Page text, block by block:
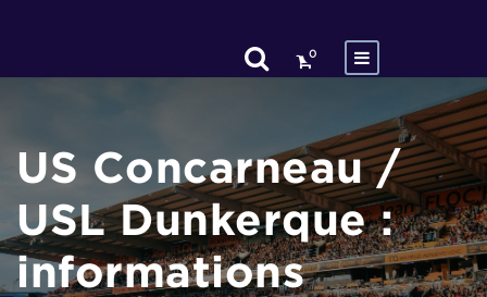
0
US Concarneau /
USL Dunkerque :
informations